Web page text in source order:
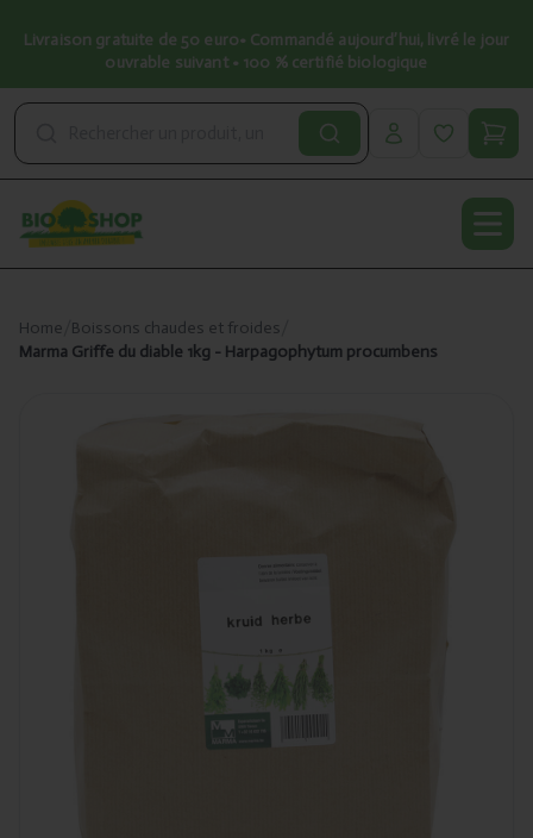
Livraison gratuite de 50 euro• Commandé aujourd’hui, livré le jour
ouvrable suivant • 100 % certifié biologique
Home Boissons chaudes et froides
Marma Griffe du diable 1kg - Harpagophytum procumbens